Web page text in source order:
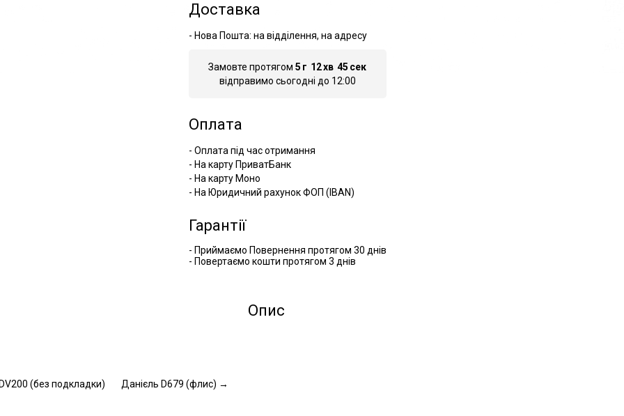
Доставка
- Нова Пошта: на відділення, на адресу
Замовте протягом 5 г 12хв 43 сек
відправимо сьогодні до 12:00
Оплата
- Оплата під час отримання
- На карту ПриватБанк
- На карту Моно
- На Юридичний рахунок ФОП (IBAN)
Гарантії
- Приймаємо Повернення протягом 30 днів
- Повертаємо кошти протягом 3 днів
Опис
(без подкладки) Данієль D679 (флис) →